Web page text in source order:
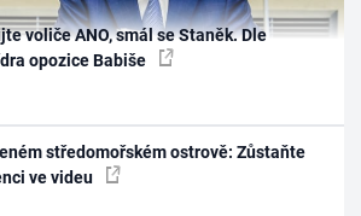
voliče ANO, smál se Staněk. Dle
opozice Babiše
středomořském ostrově: Zůstaňte
ve videu